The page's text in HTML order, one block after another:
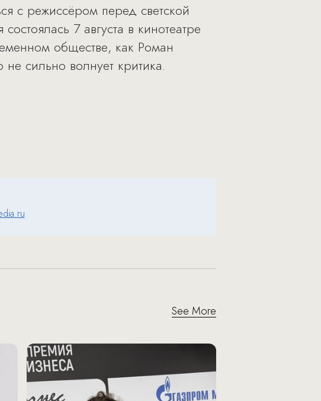
с режиссёром перед светской
7 августа в кинотеатре
обществе, как Роман
сильно волнует критика.
See More